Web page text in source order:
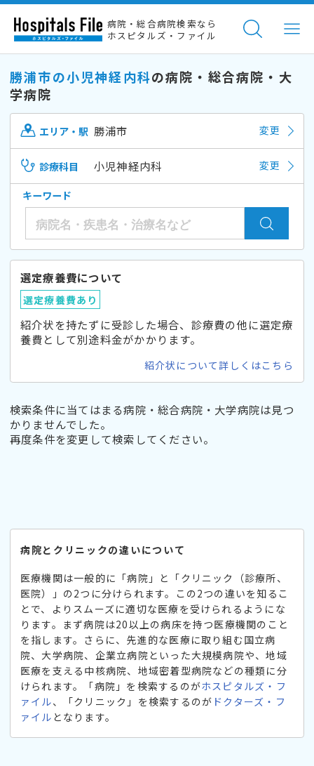
病院・総合病院検索なら
ホスピタルズ・ファイル
勝浦市の小児神経内科の病院・総合病院・大
学病院
エリア・駅 勝浦市 変更
診療科目 小児神経内科 変更
キーワード
選定療養費について
選定療養費あり
紹介状を持たずに受診した場合、診療費の他に選定療
養費として別途料金がかかります。
紹介状について詳しくはこちら
検索条件に当てはまる病院・総合病院・大学病院は見つ
かりませんでした。
再度条件を変更して検索してください。
病院とクリニックの違いについて
医療機関は一般的に「病院」と「クリニック（診療所、
医院）」の2つに分けられます。この2つの違いを知るこ
とで、よりスムーズに適切な医療を受けられるようにな
ります。まず病院は20以上の病床を持つ医療機関のこと
を指します。さらに、先進的な医療に取り組む国立病
院、大学病院、企業立病院といった大規模病院や、地域
医療を支える中核病院、地域密着型病院などの種類に分
けられます。「病院」を検索するのがホスピタルズ・フ
ァイル、「クリニック」を検索するのが ドクターズ・フ
ァイル となります。